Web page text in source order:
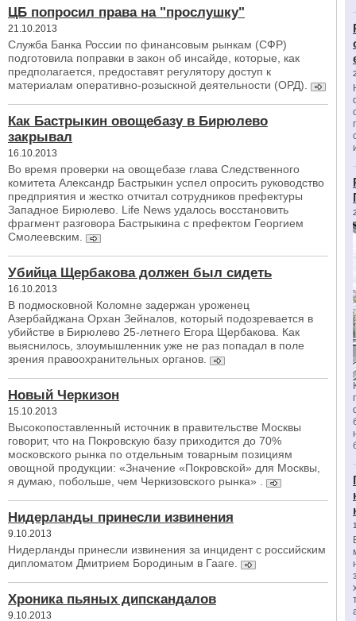
ЦБ попросил права на "прослушку"
21.10.2013
Служба Банка России по финансовым рынкам (СФР)
подготовила поправки в закон об инсайде, которые, как
предполагается, предоставят регулятору доступ к
материалам оперативно-розыскной деятельности (ОРД).
Как Бастрыкин овощебазу в Бирюлево
закрывал
16.10.2013
Во время проверки на овощебазе глава Следственного
комитета Александр Бастрыкин успел опросить руководство
предприятия и жестко отчитал сотрудников префектуры
Западное Бирюлево. Life News удалось восстановить
фрагмент разговора Бастрыкина с префектом Георгием
Смолеевским.
Убийца Щербакова должен был сидеть
16.10.2013
В подмосковной Коломне задержан уроженец
Азербайджана Орхан Зейналов, который подозревается в
убийстве в Бирюлево 25-летнего Егора Щербакова. Как
выяснилось, злоумышленник уже не раз попадал в поле
зрения правоохранительных органов.
Новый Черкизон
15.10.2013
Высокопоставленный источник в правительстве Москвы
говорит, что на Покровскую базу приходится до 70%
московского рынка по отдельным товарным позициям
овощной продукции: «Значение «Покровской» для Москвы,
я думаю, побольше, чем Черкизовского рынка» .
Нидерланды принесли извинения
9.10.2013
Нидерланды принесли извинения за инцидент с российским
дипломатом Дмитрием Бородиным в Гааге.
Хроника пьяных дипскандалов
9.10.2013